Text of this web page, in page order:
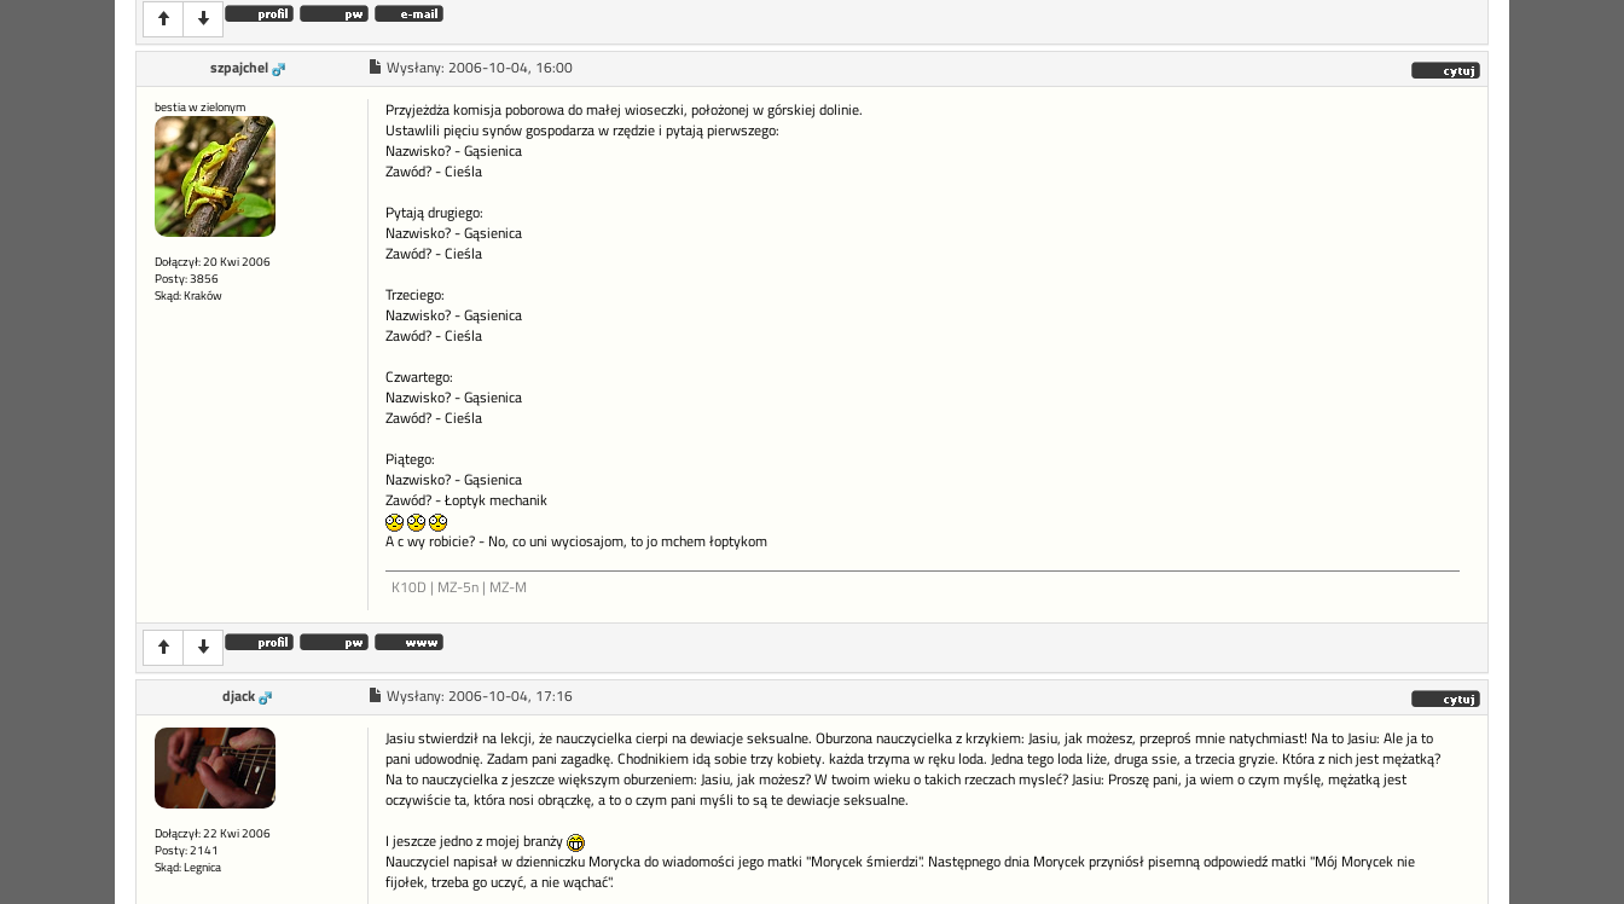
szpajchel Wysłany: 2006-10-04, 16:00
bestia w zielonym
Dołączył: 20 Kwi 2006
Posty: 3856
Skąd: Kraków
Przyjeżdża komisja poborowa do małej wioseczki, położonej w górskiej dolinie.
Ustawlili pięciu synów gospodarza w rzędzie i pytają pierwszego:
Nazwisko? - Gąsienica
Zawód? - Cieśla
Pytają drugiego:
Nazwisko? - Gąsienica
Zawód? - Cieśla
Trzeciego:
Nazwisko? - Gąsienica
Zawód? - Cieśla
Czwartego:
Nazwisko? - Gąsienica
Zawód? - Cieśla
Piątego:
Nazwisko? - Gąsienica
Zawód? - Łoptyk mechanik
A c wy robicie? - No, co uni wyciosajom, to jo mchem łoptykom
K10D | MZ-5n | MZ-M
djack Wysłany: 2006-10-04, 17:16
Dołączył: 22 Kwi 2006
Posty: 2141
Skąd: Legnica
Jasiu stwierdził na lekcji, że nauczycielka cierpi na dewiacje seksualne. Oburzona nauczycielka z krzykiem: Jasiu, jak możesz, przeproś mnie natychmiast! Na to Jasiu: Ale ja to
pani udowodnię. Zadam pani zagadkę. Chodnikiem idą sobie trzy kobiety. każda trzyma w ręku loda. Jedna tego loda liże, druga ssie, a trzecia gryzie. Która z nich jest mężatką?
Na to nauczycielka z jeszcze większym oburzeniem: Jasiu, jak możesz? W twoim wieku o takich rzeczach mysleć? Jasiu: Proszę pani, ja wiem o czym myślę, mężatką jest
oczywiście ta, która nosi obrączkę, a to o czym pani myśli to są te dewiacje seksualne.
I jeszcze jedno z mojej branży
Nauczyciel napisał w dzienniczku Morycka do wiadomości jego matki "Morycek śmierdzi". Następnego dnia Morycek przyniósł pisemną odpowiedź matki "Mój Morycek nie
fijołek, trzeba go uczyć, a nie wąchać".